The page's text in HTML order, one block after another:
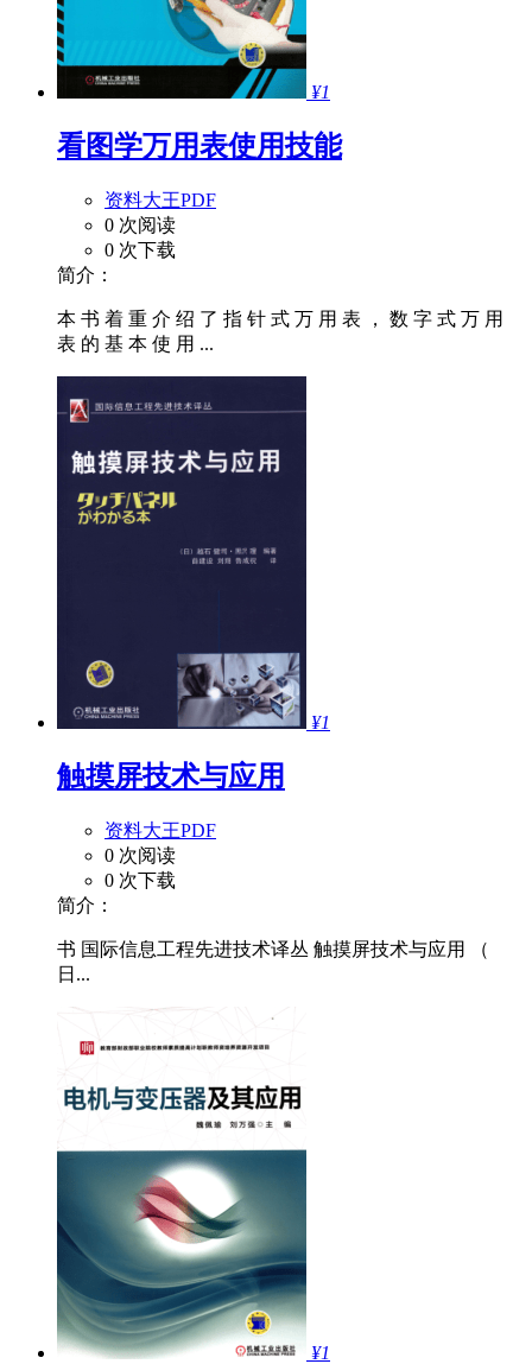
¥1
看图学万用表使用技能
资料大王PDF
0 次阅读
0 次下载
简介：
本 书 着 重 介 绍 了 指 针 式 万 用 表 ， 数 字 式 万 用
表 的 基 本 使 用 ...
¥1
触摸屏技术与应用
资料大王PDF
0 次阅读
0 次下载
简介：
书 国际信息工程先进技术译丛 触摸屏技术与应用 （
日...
¥1